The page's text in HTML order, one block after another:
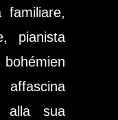
familiare,
pianista
alla sua